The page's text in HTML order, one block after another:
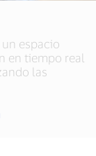
espacio
en tiempo real
las